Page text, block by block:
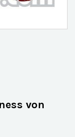
von